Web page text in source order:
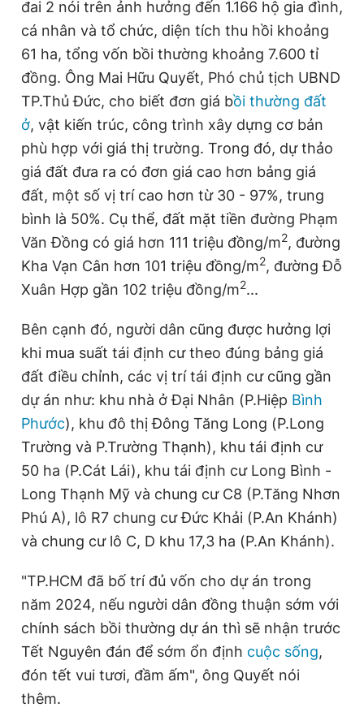
Giấy phép xuất bản số 110/GP - BTTTT cấp ngày 24.3.2020
© 2003-2026 Bản quyền thuộc về Báo Thanh Niên. Cấm sao
chép dưới mọi hình thức nếu không có sự chấp thuận bằng văn
bản. Phát triển bởi ePi Technologies, JSC.
i
m
e
o
n
đai 2 nói trên ảnh hưởng đến 1.166 hộ gia đình,
cá nhân và tổ chức, diện tích thu hồi khoảng
61 ha, tổng vốn bồi thường khoảng 7.600 tỉ
đồng. Ông Mai Hữu Quyết, Phó chủ tịch UBND
TP.Thủ Đức, cho biết đơn giá bồi thường đất
ở, vật kiến trúc, công trình xây dựng cơ bản
phù hợp với giá thị trường. Trong đó, dự thảo
giá đất đưa ra có đơn giá cao hơn bảng giá
đất, một số vị trí cao hơn từ 30 - 97%, trung
bình là 50%. Cụ thể, đất mặt tiền đường Phạm
Văn Đồng có giá hơn 111 triệu đồng/m2, đường
Kha Vạn Cân hơn 101 triệu đồng/m2, đường Đỗ
Xuân Hợp gần 102 triệu đồng/m2...
Bên cạnh đó, người dân cũng được hưởng lợi
khi mua suất tái định cư theo đúng bảng giá
đất điều chỉnh, các vị trí tái định cư cũng gần
dự án như: khu nhà ở Đại Nhân (P.Hiệp Bình
Phước), khu đô thị Đông Tăng Long (P.Long
Trường và P.Trường Thạnh), khu tái định cư
50 ha (P.Cát Lái), khu tái định cư Long Bình -
Long Thạnh Mỹ và chung cư C8 (P.Tăng Nhơn
Phú A), lô R7 chung cư Đức Khải (P.An Khánh)
và chung cư lô C, D khu 17,3 ha (P.An Khánh).
"TP.HCM đã bố trí đủ vốn cho dự án trong
năm 2024, nếu người dân đồng thuận sớm với
chính sách bồi thường dự án thì sẽ nhận trước
Tết Nguyên đán để sớm ổn định cuộc sống,
đón tết vui tươi, đầm ấm", ông Quyết nói
thêm.